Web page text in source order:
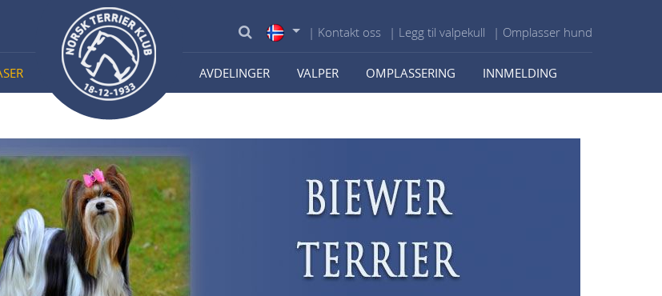
| Kontakt oss | Legg til valpekull | Omplasser hund
AVDELINGER VALPER OMPLASSERING INNMELDING